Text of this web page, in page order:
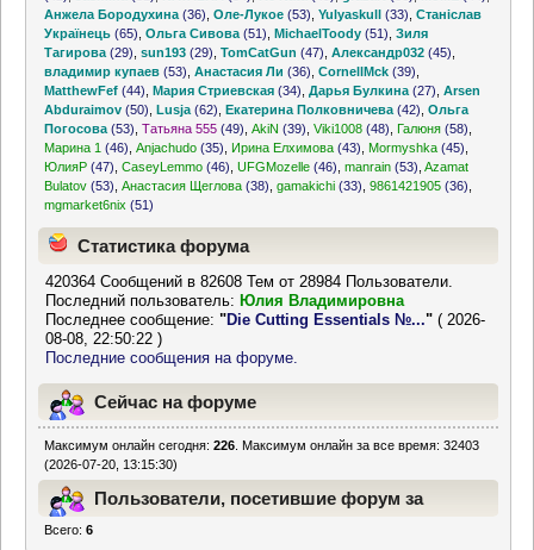
Анжела Бородухина (36) ,Оле-Лукое (53) ,Yulyaskull (33) ,Станіслав
Українець (65) ,Ольга Сивова (51) ,MichaelToody (51) ,Зиля
Тагирова (29) ,sun193 (29) ,TomCatGun (47) ,Александр032 (45)
владимир купаев (53) ,Анастасия Ли (36) ,CornellMck (39)
MatthewFef (44) ,Мария Стриевская (34) ,Дарья Булкина (27) ,Arsen
Abduraimov (50) ,Lusja (62) ,Екатерина Полковничева (42) ,Ольга
Погосова (53) ,Татьяна 555 (49) ,AkiN (39) ,Viki1008 (48) Галюня (58)
Марина 1 (46) ,Anjachudo (35) Ирина Елхимова (43) Mormyshka (45)
ЮлияР (47) ,CaseyLemmo (46) ,UFGMozelle (46) ,manrain (53) ,Azamat
Bulatov (53) ,Анастасия Щеглова (38) ,gamakichi (33) ,9861421905 (36)
mgmarket6nix (51)
Статистика форума
420364 Сообщений в 82608 Тем от 28984 Пользователи.
Последний пользователь: Юлия Владимировна
Последнее сообщение:"Die Cutting Essentials №..." ( 2026-
08-08, 22:50:22 )
Последние сообщения на форуме.
Сейчас на форуме
Максимум онлайн сегодня:226 . Максимум онлайн за все время: 32403
(2026-07-20, 13:15:30)
Пользователи, посетившие форум за
Всего:6